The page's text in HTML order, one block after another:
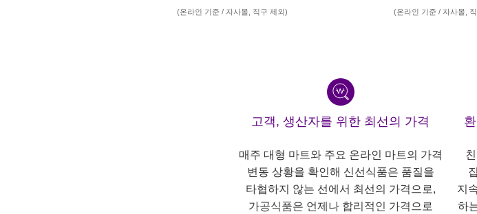
(온라인 기준 / 자사몰, 직구 제외) (온라인 기준 / 자사몰,
고객, 생산자를 위한 최선의 가격
매주 대형 마트와 주요 온라인 마트의 가격
변동 상황을 확인해 신선식품은 품질을
타협하지 않는 선에서 최선의 가격으로,
가공식품은 언제나 합리적인 가격으로
지
하